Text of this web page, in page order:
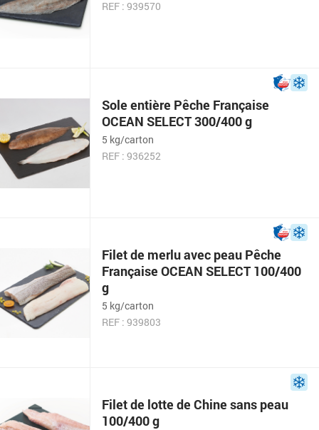
REF : 939570
Sole entière Pêche Française
OCEAN SELECT 300/400 g
5 kg/carton
REF : 936252
Filet de merlu avec peau Pêche
Française OCEAN SELECT 100/400
g
5 kg/carton
REF : 939803
Filet de lotte de Chine sans peau
100/400 g